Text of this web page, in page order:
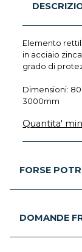
Elemento
in acciaio
grado di
Dimensioni:
3000mm
Quantita'
FORSE
DOMANDE